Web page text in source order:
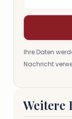
Ihre Daten
Nachricht
Weitere